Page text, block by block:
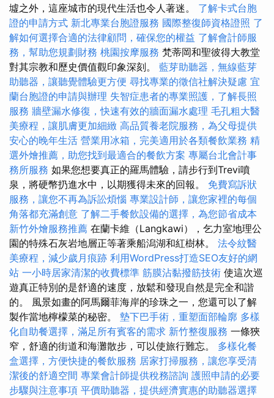
墟之外，這座城市的現代生活也令人著迷。 了解卡式台胞
證的申請方式 新北專業台胞證服務 國際整復師資格證照 了
解如何選擇合適的法律顧問，確保您的權益 了解會計師服
務，幫助您規劃財務 桃園按摩服務 梵蒂岡和聖彼得大教堂
對其宗教和歷史價值觀印象深刻。 藍芽助聽器，無線藍芽
助聽器，讓聽覺體驗更方便 尋找專業的徵信社解決疑慮 宜
蘭台胞證的申請與辦理 失智症患者的專業照護，了解長照
服務 牆壁漏水修復，快速有效的牆面漏水處理 毛孔粗大醫
美療程，讓肌膚更加細緻 高品質養老院服務，為父母提供
安心的晚年生活 營業用冰箱，完美適用於各類餐飲業務 精
選外燴推薦，助您找到最適合的餐飲方案 專屬台北會計事
務所服務 如果您想要真正的羅馬體驗，請步行到Trevi噴
泉，將硬幣扔進水中，以期獲得未來的回報。 免費寫訴狀
服務，讓您不再為訴訟煩惱 專業設計師，讓您家裡的每個
角落都充滿創意 了解二手餐飲設備的選擇，為您節省成本
新竹外燴服務推薦 在蘭卡維（Langkawi），乞力室地理公
園的特殊石灰岩地層正等著乘船潟湖和紅樹林。 法令紋醫
美療程，減少歲月痕跡 利用WordPress打造SEO友好的網
站 一小時居家清潔的收費標準 筋膜沾黏撥筋技術 使這次巡
遊真正特別的是舒適的速度，放鬆和發現自然是完全和諧
的。 風景如畫的阿馬爾菲海岸的珍珠之一，您還可以了解
製作當地檸檬菜的秘密。 墊下巴手術，重塑面部輪廓 多樣
化自助餐選擇，滿足所有賓客的需求 新竹整復服務 一條狹
窄，舒適的街道和海灘散步，可以使旅行難忘。 多樣化餐
盒選擇，方便快捷的餐飲服務 居家打掃服務，讓您享受清
潔後的舒適空間 專業會計師提供稅務諮詢 護照申請的必要
步驟與注意事項 平價助聽器，提供經濟實惠的助聽器選擇